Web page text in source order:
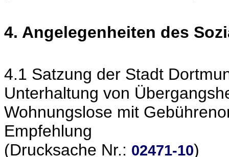
4. Angelegenheiten des
4.1 Satzung der Stadt
Unterhaltung von
Wohnungslose mit
Empfehlung
(Drucksache Nr.: 02471-10)